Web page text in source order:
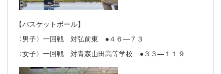
【バスケットボール】
〈男子〉一回戦 対弘前東 ●４６―７３
〈女子〉一回戦 対青森山田高等学校 ●３３―１１９